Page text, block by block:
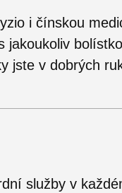
i čínskou
jakoukoliv
jste v dobrých
služby v